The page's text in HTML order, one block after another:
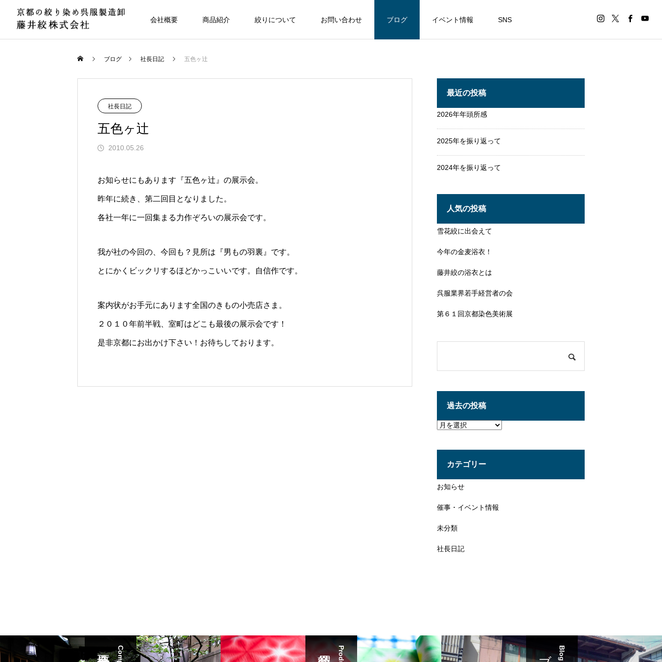
会社概要 商品紹介 絞りについて お問い合わせ ブログ イベント情報 SNS
ブログ 社長日記 五色ヶ辻
社長日記
五色ヶ辻
2010.05.26
お知らせにもあります『五色ヶ辻』の展示会。
昨年に続き、第二回目となりました。
各社一年に一回集まる力作ぞろいの展示会です。
我が社の今回の、今回も？見所は『男もの羽裏』です。
とにかくビックリするほどかっこいいです。自信作です。
案内状がお手元にあります全国のきもの小売店さま。
２０１０年前半戦、室町はどこも最後の展示会です！
是非京都にお出かけ下さい！お待ちしております。
最近の投稿
2026年年頭所感
2025年を振り返って
2024年を振り返って
人気の投稿
雪花絞に出会えて
今年の金麦浴衣！
藤井絞の浴衣とは
呉服業界若手経営者の会
第６１回京都染色美術展
過去の投稿
過
去
稿
カテゴリー
お知らせ
催事・イベント情報
未分類
社長日記
Blog